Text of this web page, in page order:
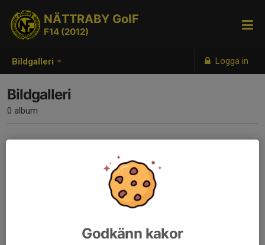
Bildgalleri Logga in
NÄTTRABY GoIF
F14 (2012)
Bildgalleri
0 album
Inga album skapade
Godkänn kakor